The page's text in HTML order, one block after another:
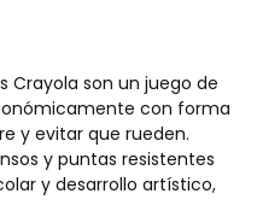
Crayola son un juego de
con forma
y evitar que rueden.
y puntas resistentes
y desarrollo artístico,